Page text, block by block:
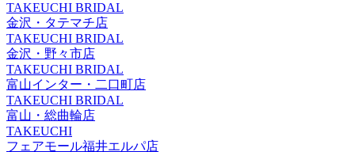
TAKEUCHI BRIDAL
金沢・タテマチ店
TAKEUCHI BRIDAL
金沢・野々市店
TAKEUCHI BRIDAL
富山インター・二口町店
TAKEUCHI BRIDAL
富山・総曲輪店
TAKEUCHI
フェアモール福井エルパ店